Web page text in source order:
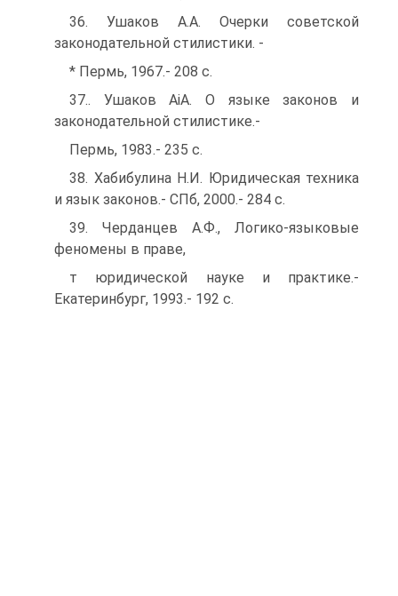
36. Ушаков А.А. Очерки советской
законодательной стилистики. -
* Пермь, 1967.- 208 с.
37.. Ушаков AiA. О языке законов и
законодательной стилистике.-
Пермь, 1983.- 235 с.
38. Хабибулина Н.И. Юридическая техника
и язык законов.- СПб, 2000.- 284 с.
39. Черданцев А.Ф., Логико-языковые
феномены в праве,
т юридической науке и практике.-
Екатеринбург, 1993.- 192 с.